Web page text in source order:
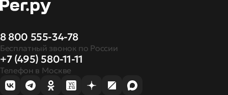
8 800 555-34-78
Бесплатный звонок по России
+7 (495) 580-11-11
Телефон в Москве